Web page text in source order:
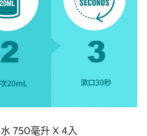
750毫升 X 4入